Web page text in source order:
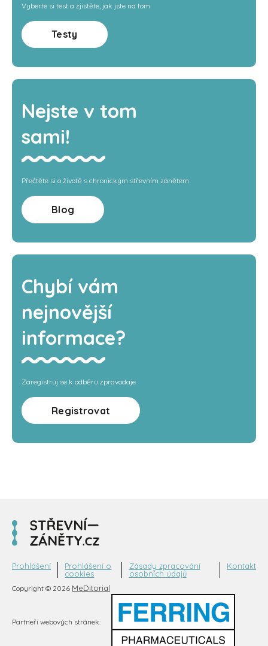
Vyberte si test a zjistěte, jak jste na tom
Testy
Nejste v tom
sami!
Přečtěte si o životě s chronickým střevním zánětem
Blog
Chybí vám
nejnovější
informace?
Zaregistruj se k odběru zpravodaje
Registrovat
Copyright © 2026 MeDitorial
Prohlášení
Prohlášení o
cookies
Zásady zpracování
osobních údajů
Kontakt
Partneři webových stránek: